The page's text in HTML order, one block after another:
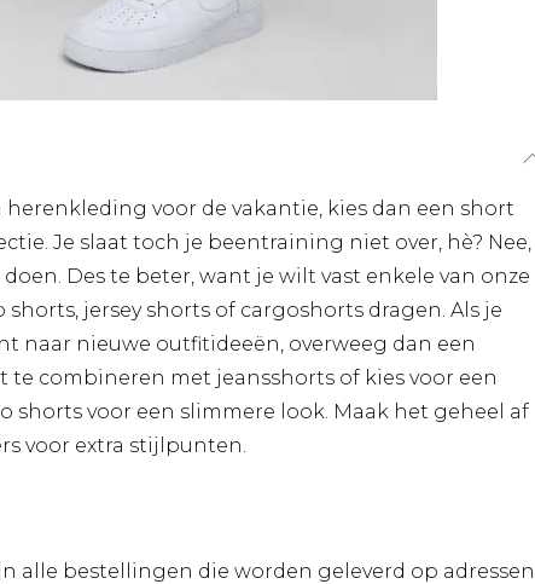
voor de vakantie, kies dan een short
Je slaat toch je beentraining niet over, hè? Nee,
Des te beter, want je wilt vast enkele van onze
jersey shorts of cargoshorts dragen. Als je
naar nieuwe outfitideeën, overweeg dan een
te combineren met jeansshorts of kies voor een
shorts voor een slimmere look. Maak het geheel af
voor extra stijlpunten.
alle bestellingen die worden geleverd op adressen